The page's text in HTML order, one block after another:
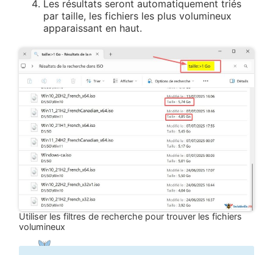
Les résultats seront automatiquement triés
par taille, les fichiers les plus volumineux
apparaissant en haut.
Utiliser les filtres de recherche pour trouver les fichiers
volumineux